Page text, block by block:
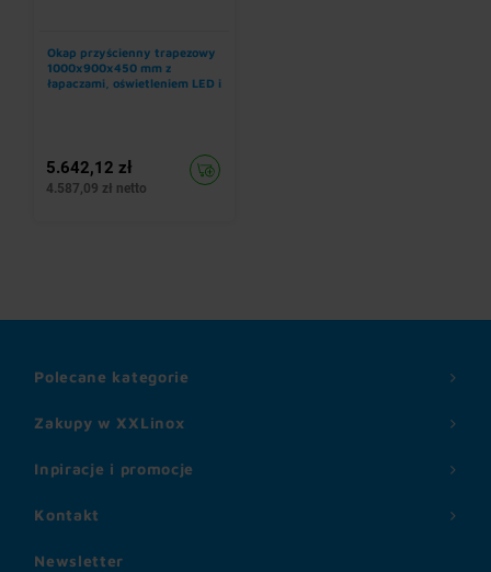
Okap przyścienny trapezowy
1000x900x450 mm z
łapaczami, oświetleniem LED i
5.642,12 zł
4.587,09 zł netto
Zakupy w XXLinox
Inpiracje i promocje
Polecane kategorie
Kontakt
Newsletter